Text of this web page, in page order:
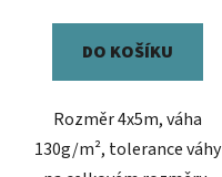
DO KOŠÍKU
Rozměr 4x5m, váha
130g/m², tolerance váhy